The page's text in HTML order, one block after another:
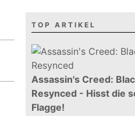
TOP ARTIKEL
Assassin's Creed:
Resynced - Hisst die
Flagge!